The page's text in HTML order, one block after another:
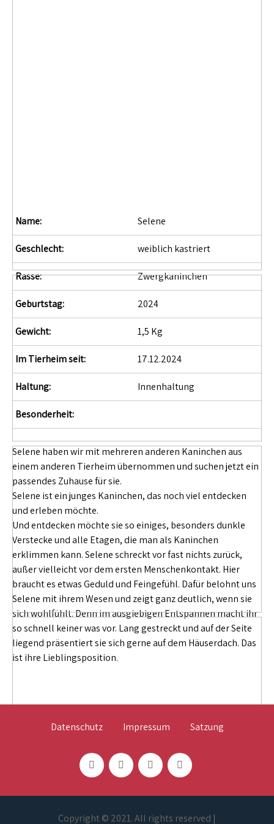
Name: Selene
Geschlecht: weiblich kastriert
Rasse: Zwergkaninchen
Geburtstag: 2024
Gewicht: 1,5 Kg
Im Tierheim seit: 17.12.2024
Haltung: Innenhaltung
Besonderheit:
Selene haben wir mit mehreren anderen Kaninchen aus
einem anderen Tierheim übernommen und suchen jetzt ein
passendes Zuhause für sie.
Selene ist ein junges Kaninchen, das noch viel entdecken
und erleben möchte.
Und entdecken möchte sie so einiges, besonders dunkle
Verstecke und alle Etagen, die man als Kaninchen
erklimmen kann. Selene schreckt vor fast nichts zurück,
außer vielleicht vor dem ersten Menschenkontakt. Hier
braucht es etwas Geduld und Feingefühl. Dafür belohnt uns
Selene mit ihrem Wesen und zeigt ganz deutlich, wenn sie
sich wohlfühlt. Denn im ausgiebigen Entspannen macht ihr
so schnell keiner was vor. Lang gestreckt und auf der Seite
liegend präsentiert sie sich gerne auf dem Häuserdach. Das
ist ihre Lieblingsposition.
Datenschutz Impressum Satzung
Copyright © 2021. All rights reserved |